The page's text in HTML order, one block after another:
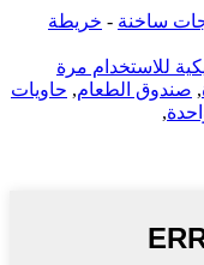
ساخنة - خريطة
للاستخدام مرة
, صندوق الطعام, حاويات
,